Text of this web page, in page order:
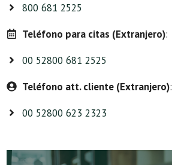
800 681 2525
Teléfono para citas (Extranjero):
00 52800 681 2525
Teléfono att. cliente (Extranjero):
00 52800 623 2323